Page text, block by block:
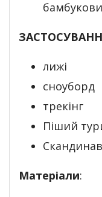
лижі
сноуборд
трекінг
Піший
Матеріали: